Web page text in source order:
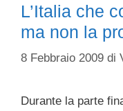
L’Italia che
ma non la
8 Febbraio 2009 di
Durante la parte